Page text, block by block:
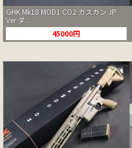
GHK Mk18 MOD1 CO2 ガスガン JP
Ver ダ...
45000円